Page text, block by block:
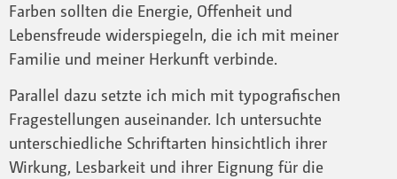
Farben sollten die Energie, Offenheit und
Lebensfreude widerspiegeln, die ich mit meiner
Familie und meiner Herkunft verbinde.
Parallel dazu setzte ich mich mit typografischen
Fragestellungen auseinander. Ich untersuchte
unterschiedliche Schriftarten hinsichtlich ihrer
Wirkung, Lesbarkeit und ihrer Eignung für die